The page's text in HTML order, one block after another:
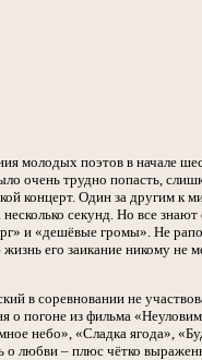
молодых поэтов в начале
очень трудно попасть,
концерт. Один за другим к
секунд. Но все знают
и «дешёвые громы». Не
его заикание никому не
в соревновании не
о погоне из фильма
небо», «Сладка ягода»,
любви – плюс чётко